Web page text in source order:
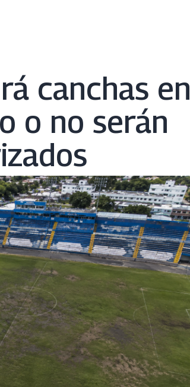
canchas en
o no serán